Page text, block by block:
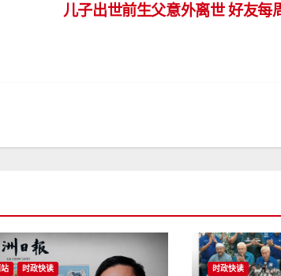
儿子出世前生父意外离世 好友每
时政快读 时政快读